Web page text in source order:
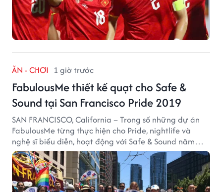
ĂN - CHƠI 1 giờ trước
FabulousMe thiết kế quạt cho Safe &
Sound tại San Francisco Pride 2019
SAN FRANCISCO, California – Trong số những dự án
FabulousMe từng thực hiện cho Pride, nightlife và
nghệ sĩ biểu diễn, hoạt động với Safe & Sound năm
2019 mang một bối cảnh khác biệt. Safe & Sound là tổ
chức phi lợi nhuận tại San Francisco hoạt động trong
lĩnh vực phòng ngừa bạo hành trẻ em, hỗ trợ gia đình
và xây dựng môi trường an toàn cho trẻ em.